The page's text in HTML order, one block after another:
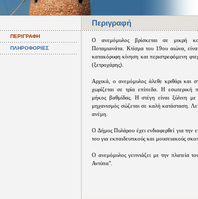
Περιγραφή
ΠΕΡΙΓΡΑΦΗ
ΠΛΗΡΟΦΟΡΙΕΣ
Ο ανεμόμυλος βρίσκεται σε μικρή
Ποταμιανάτα. Κτίσμα του 19ου αιώνα,
κατακόρυφη κίνηση και περιστρεφόμενη
(ξετροχάρης).
Αρχικά, ο ανεμόμυλος άλεθε κριθάρι και
χωρίζεται σε τρία επίπεδα. Η εσωτερική
μήκος βαθμίδας. Η στέγη είναι ξύλινη
μηχανισμός σώζεται σε καλή κατάσταση.
ανέμη.
Ο Δήμος Πυλάρου έχει ενδιαφερθεί για την
του για εκπαιδευτικούς και μουσειακούς
Ο ανεμόμυλος γειτνιάζει με την πλατεία
Αντύπα".